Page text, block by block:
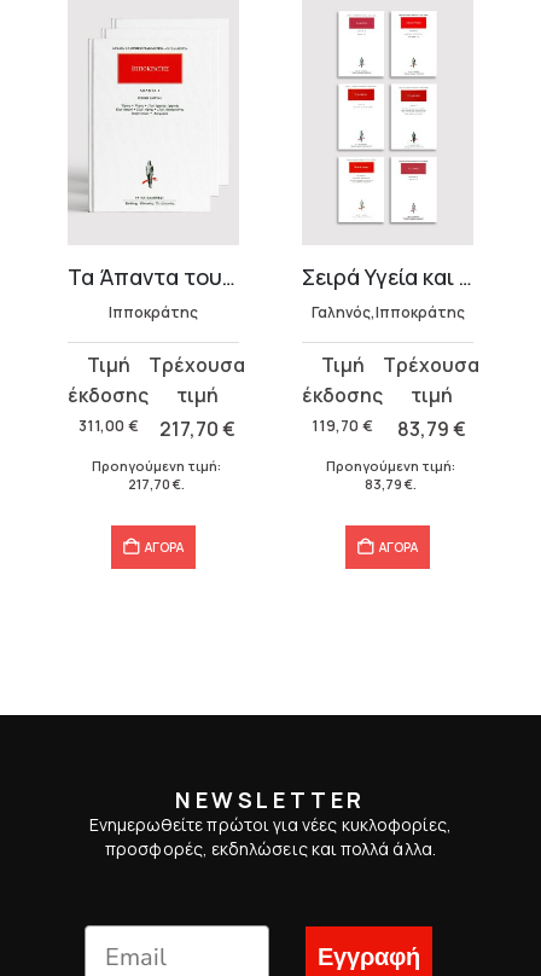
Σειρά Υγεία και Διατροφή (6 τόμοι)
Γαληνός,Ιπποκράτης
119,70€
Original
price
was:
83,79€
τρέχουσα
τιμή
83,79 €.
Προηγούμενη τιμή:
83,79 €.
ΑΓΟΡΑ
Αλεξάνδρου Ανάβασις (4 τόμοι)
Αρριανός
57,60 €
Original
price
was:
43,20€
τρέχουσα
τιμή
43,20 €.
Προηγούμενη τιμή:
43,20€
ΑΓΟΡΑ
NEWSLETTER
Ενημερωθείτε πρώτοι για νέες κυκλοφορίες,
προσφορές, εκδηλώσεις και πολλά άλλα.
Εγγραφή